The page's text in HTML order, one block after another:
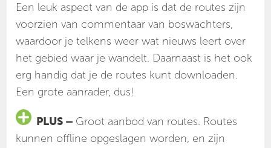
Een leuk aspect van de app is dat de routes zijn
voorzien van commentaar van boswachters,
waardoor je telkens weer wat nieuws leert over
het gebied waar je wandelt. Daarnaast is het ook
erg handig dat je de routes kunt downloaden.
Een grote aanrader, dus!
PLUS – Groot aanbod van routes. Routes
kunnen offline opgeslagen worden, en zijn